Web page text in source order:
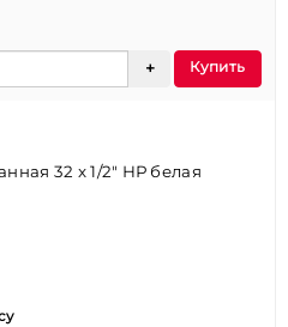
Купить
32 x 1/2" НР белая